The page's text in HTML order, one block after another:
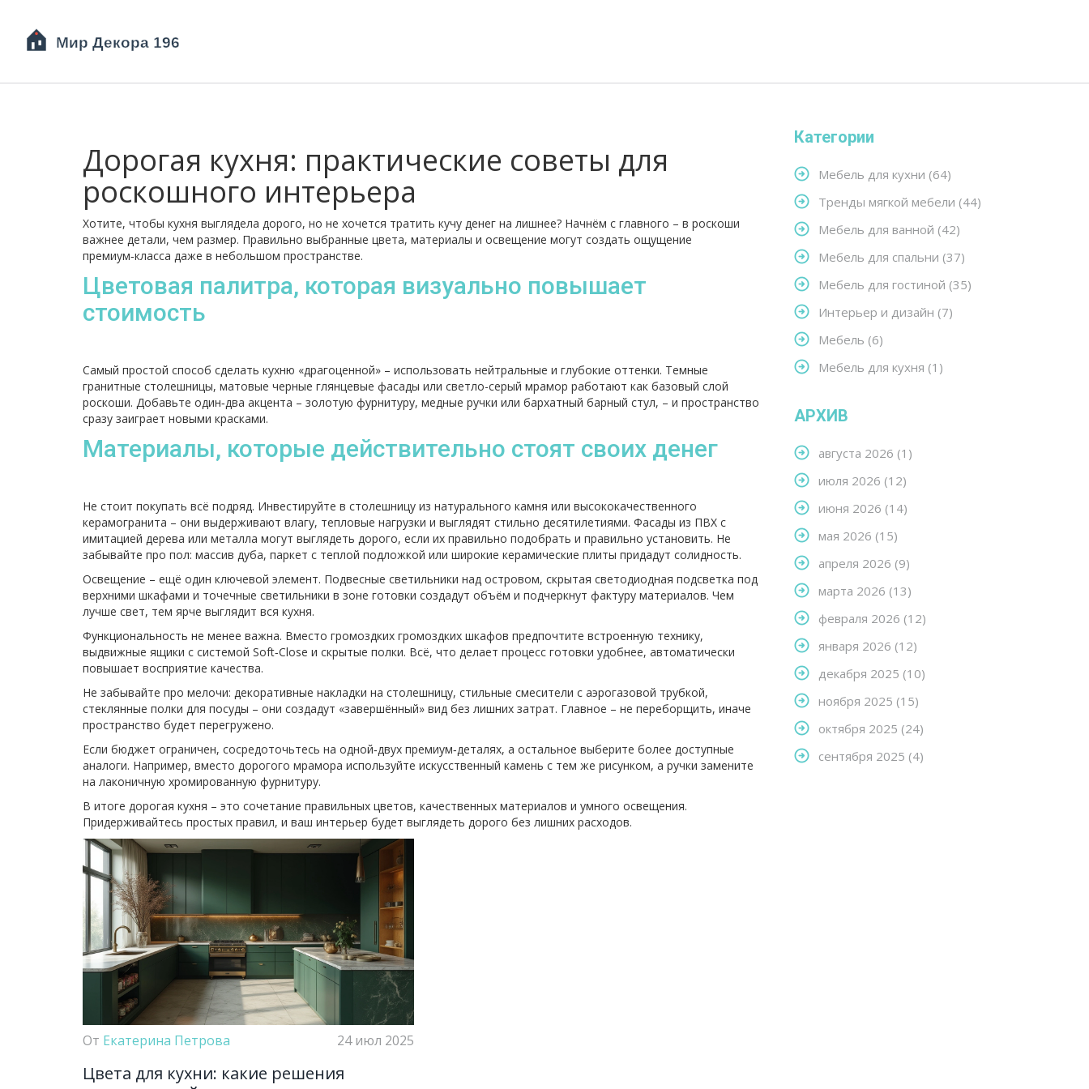
Дорогая кухня: практические советы для
роскошного интерьера
Хотите, чтобы кухня выглядела дорого, но не хочется тратить кучу денег на лишнее? Начнём с главного – в роскоши
важнее детали, чем размер. Правильно выбранные цвета, материалы и освещение могут создать ощущение
премиум‑класса даже в небольшом пространстве.
Цветовая палитра, которая визуально повышает
стоимость
Самый простой способ сделать кухню «драгоценной» – использовать нейтральные и глубокие оттенки. Темные
гранитные столешницы, матовые черные глянцевые фасады или светло-серый мрамор работают как базовый слой
роскоши. Добавьте один‑два акцента – золотую фурнитуру, медные ручки или бархатный барный стул, – и пространство
сразу заиграет новыми красками.
Материалы, которые действительно стоят своих денег
Не стоит покупать всё подряд. Инвестируйте в столешницу из натурального камня или высококачественного
керамогранита – они выдерживают влагу, тепловые нагрузки и выглядят стильно десятилетиями. Фасады из ПВХ с
имитацией дерева или металла могут выглядеть дорого, если их правильно подобрать и правильно установить. Не
забывайте про пол: массив дуба, паркет с теплой подложкой или широкие керамические плиты придадут солидность.
Освещение – ещё один ключевой элемент. Подвесные светильники над островом, скрытая светодиодная подсветка под
верхними шкафами и точечные светильники в зоне готовки создадут объём и подчеркнут фактуру материалов. Чем
лучше свет, тем ярче выглядит вся кухня.
Функциональность не менее важна. Вместо громоздких громоздких шкафов предпочтите встроенную технику,
выдвижные ящики с системой Soft‑Close и скрытые полки. Всё, что делает процесс готовки удобнее, автоматически
повышает восприятие качества.
Не забывайте про мелочи: декоративные накладки на столешницу, стильные смесители с аэрогазовой трубкой,
стеклянные полки для посуды – они создадут «завершённый» вид без лишних затрат. Главное – не переборщить, иначе
пространство будет перегружено.
Если бюджет ограничен, сосредоточьтесь на одной‑двух премиум‑деталях, а остальное выберите более доступные
аналоги. Например, вместо дорогого мрамора используйте искусственный камень с тем же рисунком, а ручки замените
на лаконичную хромированную фурнитуру.
В итоге дорогая кухня – это сочетание правильных цветов, качественных материалов и умного освещения.
Придерживайтесь простых правил, и ваш интерьер будет выглядеть дорого без лишних расходов.
От Екатерина Петрова 24 июл 2025
Цвета для кухни: какие решения
Категории
Мебель для кухни (64)
Тренды мягкой мебели (44)
Мебель для ванной (42)
Мебель для спальни (37)
Мебель для гостиной (35)
Интерьер и дизайн (7)
Мебель (6)
Мебель для кухня (1)
АРХИВ
августа 2026 (1)
июля 2026 (12)
июня 2026 (14)
мая 2026 (15)
апреля 2026 (9)
марта 2026 (13)
февраля 2026 (12)
января 2026 (12)
декабря 2025 (10)
ноября 2025 (15)
октября 2025 (24)
сентября 2025 (4)